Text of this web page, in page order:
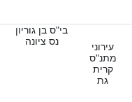
עירוני
מתנ"ס
קרית
גת
בי"ס בן גוריון
נס ציונה